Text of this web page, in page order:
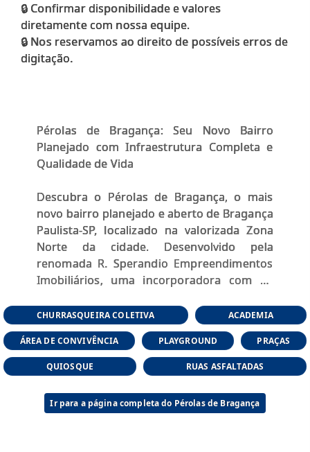
🔒 Confirmar disponibilidade e valores
diretamente com nossa equipe.
🔒 Nos reservamos ao direito de possíveis erros de
Pérolas de Bragança: Seu Novo Bairro
Planejado com Infraestrutura Completa e
Qualidade de Vida
Descubra o Pérolas de Bragança, o mais
novo bairro planejado e aberto de Bragança
Paulista-SP, localizado na valorizada Zona
Norte da cidade. Desenvolvido pela
renomada R. Sperandio Empreendimentos
Imobiliários, uma incorporadora com 42
especializada em empreendimentos
urbanos contemporâneos que
transformam sonhos em realidade. Com
foco em qualidade de vida, sustentabilidade
e alto potencial de valorização, o Pérolas de
Bragança é o investimento perfeito para
famílias que buscam tranquilidade em meio
CHURRASQUEIRA COLETIVA ACADEMIA
ÁREA DE CONVIVÊNCIA PLAYGROUND PRAÇAS
QUIOSQUE RUAS ASFALTADAS
Ir para a página completa do Pérolas de Bragança